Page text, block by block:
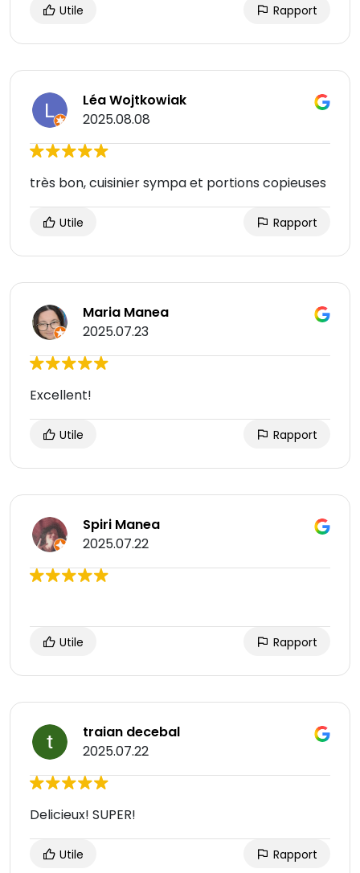
Utile Rapport
Léa Wojtkowiak
2025.08.08
très bon, cuisinier sympa et portions copieuses
Utile Rapport
Maria Manea
2025.07.23
Excellent!
Utile Rapport
Spiri Manea
2025.07.22
Utile Rapport
traian decebal
2025.07.22
Delicieux! SUPER!
Utile Rapport